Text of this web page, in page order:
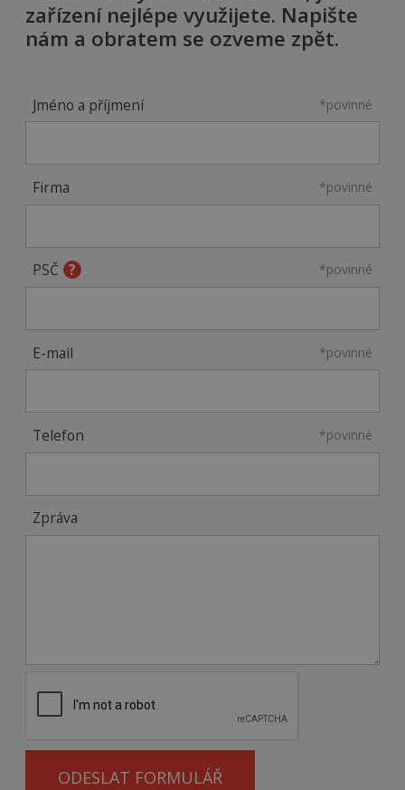
zařízení nejlépe využijete. Napište
nám a obratem se ozveme zpět.
Jméno a příjmení *povinné
Firma *povinné
PSČ *povinné
E-mail *povinné
Telefon *povinné
Zpráva
ODESLAT FORMULÁŘ